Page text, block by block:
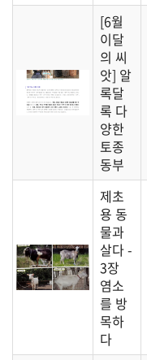
[6월
이달
의 씨
앗] 알
록달
록 다
양한
토종
동부
제초
용 동
물과
살다 -
3장
염소
를 방
목하
다